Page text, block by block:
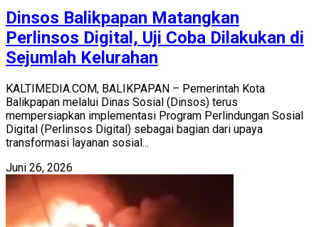
Dinsos Balikpapan Matangkan
Perlinsos Digital, Uji Coba Dilakukan di
Sejumlah Kelurahan
KALTIMEDIA.COM, BALIKPAPAN – Pemerintah Kota
Balikpapan melalui Dinas Sosial (Dinsos) terus
mempersiapkan implementasi Program Perlindungan Sosial
Digital (Perlinsos Digital) sebagai bagian dari upaya
transformasi layanan sosial...
Juni 26, 2026